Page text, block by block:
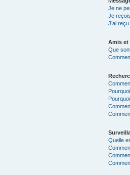
Je ne
Je
J’ai
Amis et
Que
Quelle